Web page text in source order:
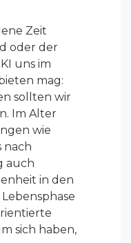
Zeit
oder der
uns im
mag:
sollten wir
Im Alter
wie
nach
auch
in den
sich haben,